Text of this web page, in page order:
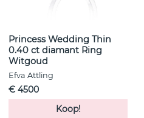
Princess Wedding Thin
0.40 ct diamant Ring
Witgoud
Efva Attling
€ 4500
Koop!